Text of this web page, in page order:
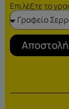
Επιλέξτε το
Αποστολή